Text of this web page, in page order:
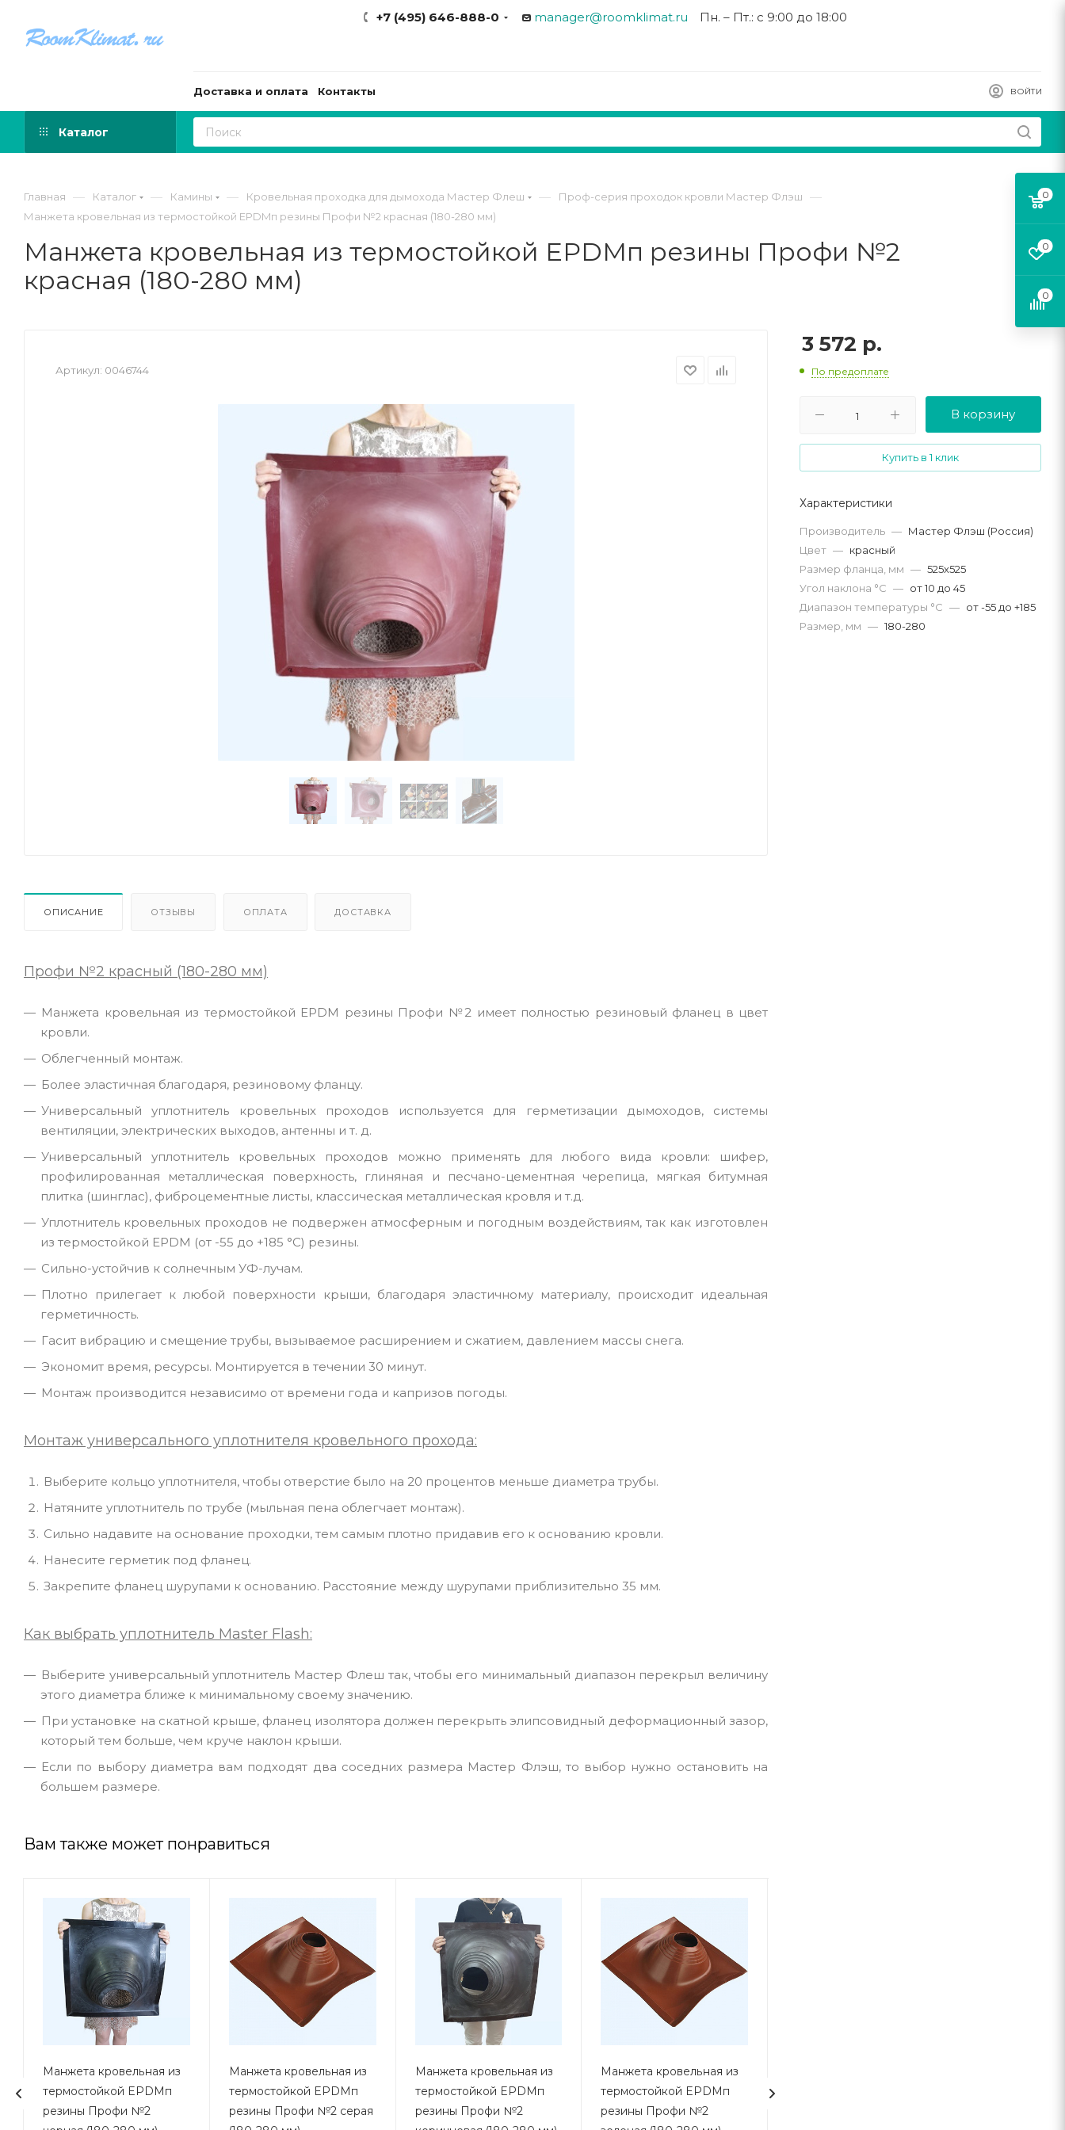
+7 (495) 646-888-0 manager@roomklimat.ru Пн. – Пт.: с 9:00 до 18:00
ВОЙТИ
Доставка и оплата Контакты
Каталог
Главная — Каталог — Камины — Кровельная проходка для дымохода Мастер Флеш — Проф-серия проходок кровли Мастер Флэш —
Манжета кровельная из термостойкой EPDMп резины Профи №2 красная (180-280 мм)
Манжета кровельная из термостойкой EPDMп резины Профи №2
красная (180-280 мм)
Артикул: 0046744
ОПИСАНИЕ ОТЗЫВЫ ОПЛАТА ДОСТАВКА
Профи №2 красный (180-280 мм)
Манжета кровельная из термостойкой EPDM резины Профи №2 имеет полностью резиновый фланец в цвет
кровли.
Облегченный монтаж.
Более эластичная благодаря, резиновому фланцу.
Универсальный уплотнитель кровельных проходов используется для герметизации дымоходов, системы
вентиляции, электрических выходов, антенны и т. д.
Универсальный уплотнитель кровельных проходов можно применять для любого вида кровли: шифер,
профилированная металлическая поверхность, глиняная и песчано-цементная черепица, мягкая битумная
плитка (шинглас), фиброцементные листы, классическая металлическая кровля и т.д.
Уплотнитель кровельных проходов не подвержен атмосферным и погодным воздействиям, так как изготовлен
из термостойкой EPDM (от -55 до +185 °C) резины.
Сильно-устойчив к солнечным УФ-лучам.
Плотно прилегает к любой поверхности крыши, благодаря эластичному материалу, происходит идеальная
герметичность.
Гасит вибрацию и смещение трубы, вызываемое расширением и сжатием, давлением массы снега.
Экономит время, ресурсы. Монтируется в течении 30 минут.
Монтаж производится независимо от времени года и капризов погоды.
Монтаж универсального уплотнителя кровельного прохода:
Выберите кольцо уплотнителя, чтобы отверстие было на 20 процентов меньше диаметра трубы.
Натяните уплотнитель по трубе (мыльная пена облегчает монтаж).
Сильно надавите на основание проходки, тем самым плотно придавив его к основанию кровли.
Нанесите герметик под фланец.
Закрепите фланец шурупами к основанию. Расстояние между шурупами приблизительно 35 мм.
Как выбрать уплотнитель Master Flash:
Выберите универсальный уплотнитель Мастер Флеш так, чтобы его минимальный диапазон перекрыл величину
этого диаметра ближе к минимальному своему значению.
При установке на скатной крыше, фланец изолятора должен перекрыть элипсовидный деформационный зазор,
который тем больше, чем круче наклон крыши.
Если по выбору диаметра вам подходят два соседних размера Мастер Флэш, то выбор нужно остановить на
большем размере.
Вам также может понравиться
Манжета кровельная из
термостойкой EPDMп
резины Профи №2
Манжета кровельная из
термостойкой EPDMп
резины Профи №2 серая
Манжета кровельная из
термостойкой EPDMп
резины Профи №2
Манжета кровельная из
термостойкой EPDMп
резины Профи №2
3 572 р.
По предоплате
В корзину
Купить в 1 клик
Характеристики
Производитель — Мастер Флэш (Россия)
Цвет — красный
Размер фланца, мм — 525х525
Угол наклона °C — от 10 до 45
Диапазон температуры °C — от -55 до +185
Размер, мм — 180-280
0
0
0